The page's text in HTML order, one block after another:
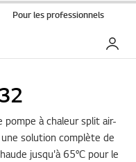
Pour les professionnels
Mon
pompe à chaleur split air-
solution complète de
jusqu'à 65°C pour le